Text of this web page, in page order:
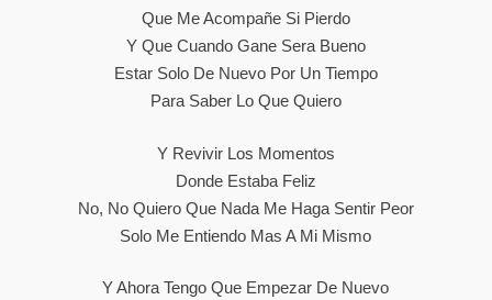
Que Me Acompañe Si Pierdo
Y Que Cuando Gane Sera Bueno
Estar Solo De Nuevo Por Un Tiempo
Para Saber Lo Que Quiero
Y Revivir Los Momentos
Donde Estaba Feliz
No, No Quiero Que Nada Me Haga Sentir Peor
Solo Me Entiendo Mas A Mi Mismo
Y Ahora Tengo Que Empezar De Nuevo